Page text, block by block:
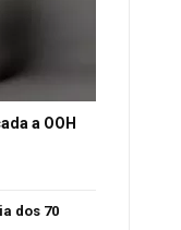
a OOH
dos 70